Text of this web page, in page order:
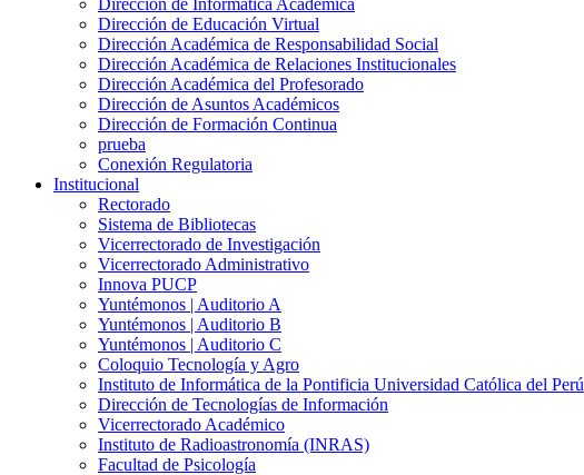
Dirección de Informática Académica
Dirección de Educación Virtual
Dirección Académica de Responsabilidad Social
Dirección Académica de Relaciones Institucionales
Dirección Académica del Profesorado
Dirección de Asuntos Académicos
Dirección de Formación Continua
prueba
Conexión Regulatoria
Institucional
Rectorado
Sistema de Bibliotecas
Vicerrectorado de Investigación
Vicerrectorado Administrativo
Innova PUCP
Yuntémonos | Auditorio A
Yuntémonos | Auditorio B
Yuntémonos | Auditorio C
Coloquio Tecnología y Agro
Instituto de Informática de la Pontificia Universidad Católica del Perú
Dirección de Tecnologías de Información
Vicerrectorado Académico
Instituto de Radioastronomía (INRAS)
Facultad de Psicología